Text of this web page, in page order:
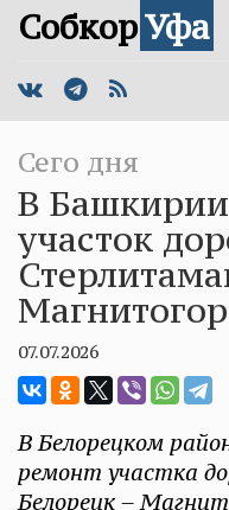
СобкорУфа
Сего дня
В
участок
07.07.2026
В Белорецком
ремонт участка
Белорецк –